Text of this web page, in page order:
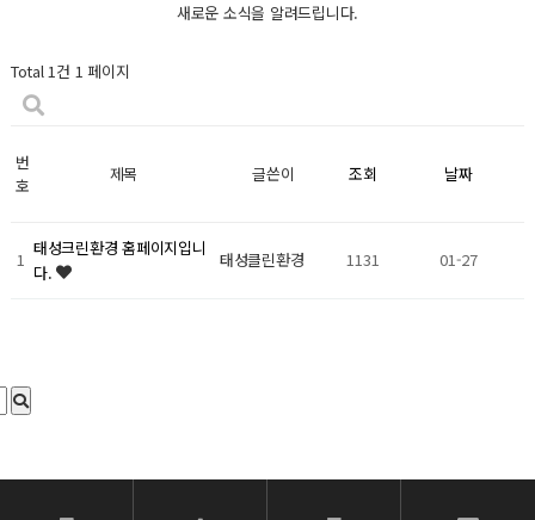
새로운 소식을 알려드립니다.
Total 1건 1 페이지
번
호
제목 글쓴이 조회 날짜
1
태성크린환경 홈페이지입니
다.
태성클린환경 1131 01-27